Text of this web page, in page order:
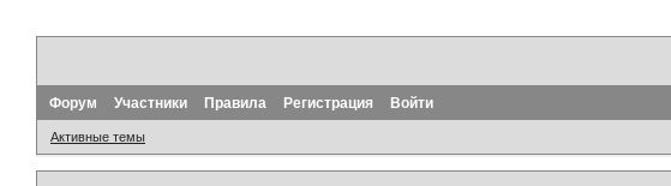
Форум Участники Правила Регистрация Войти
Активные темы